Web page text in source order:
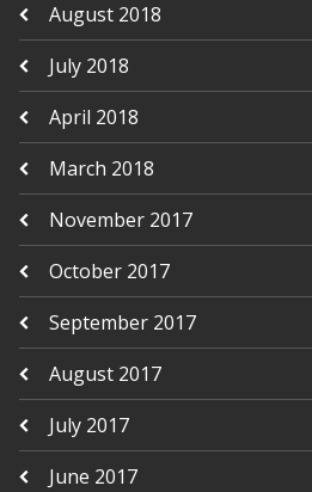
August 2018
July 2018
April 2018
March 2018
November 2017
October 2017
September 2017
August 2017
July 2017
June 2017